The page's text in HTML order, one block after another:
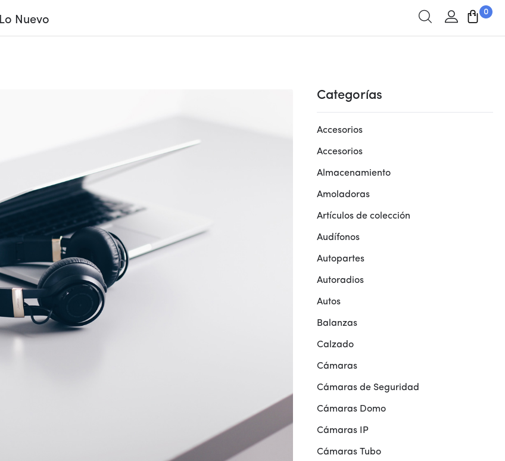
Lo Nuevo
0
Categorías
Accesorios
Accesorios
Almacenamiento
Amoladoras
Artículos de colección
Audífonos
Autopartes
Autoradios
Autos
Balanzas
Calzado
Cámaras
Cámaras de Seguridad
Cámaras Domo
Cámaras IP
Cámaras Tubo